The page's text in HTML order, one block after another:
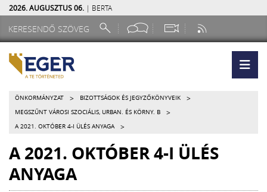
2026. AUGUSZTUS 06. | BERTA
ÖNKORMÁNYZAT > BIZOTTSÁGOK ÉS JEGYZŐKÖNYVEIK >
MEGSZŰNT VÁROSI SZOCIÁLIS, URBAN. ÉS KÖRNY. B >
A 2021. OKTÓBER 4-I ÜLÉS ANYAGA >
A 2021. OKTÓBER 4-I ÜLÉS
ANYAGA